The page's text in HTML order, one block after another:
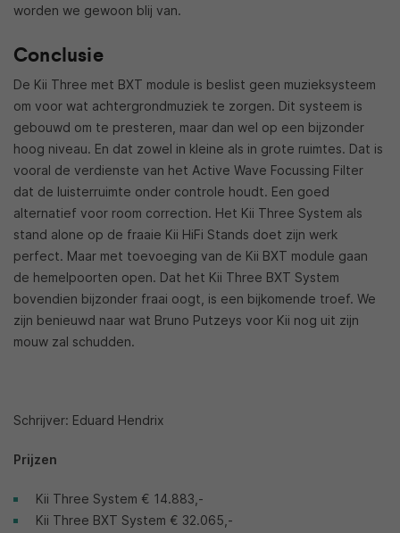
worden we gewoon blij van.
Conclusie
De Kii Three met BXT module is beslist geen muzieksysteem
om voor wat achtergrondmuziek te zorgen. Dit systeem is
gebouwd om te presteren, maar dan wel op een bijzonder
hoog niveau. En dat zowel in kleine als in grote ruimtes. Dat is
vooral de verdienste van het Active Wave Focussing Filter
dat de luisterruimte onder controle houdt. Een goed
alternatief voor room correction. Het Kii Three System als
stand alone op de fraaie Kii HiFi Stands doet zijn werk
perfect. Maar met toevoeging van de Kii BXT module gaan
de hemelpoorten open. Dat het Kii Three BXT System
bovendien bijzonder fraai oogt, is een bijkomende troef. We
zijn benieuwd naar wat Bruno Putzeys voor Kii nog uit zijn
mouw zal schudden.
Schrijver: Eduard Hendrix
Prijzen
Kii Three System € 14.883,-
Kii Three BXT System € 32.065,-